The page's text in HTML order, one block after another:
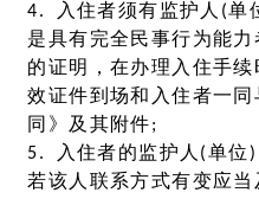
4. 入住者须有监护人(单
是具有完全民事行为能
的证明，在办理入住手
效证件到场和入住者一
同》及其附件;
5. 入住者的监护人(单位)
若该人联系方式有变应